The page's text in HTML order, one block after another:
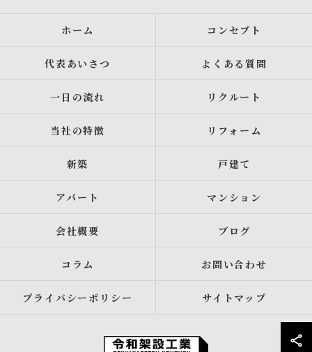
ホーム コンセプト
代表あいさつ よくある質問
一日の流れ リクルート
当社の特徴 リフォーム
新築 戸建て
アパート マンション
会社概要 ブログ
コラム お問い合わせ
プライバシーポリシー サイトマップ